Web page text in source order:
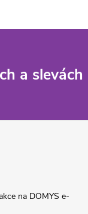
a slevách
na DOMYS e-